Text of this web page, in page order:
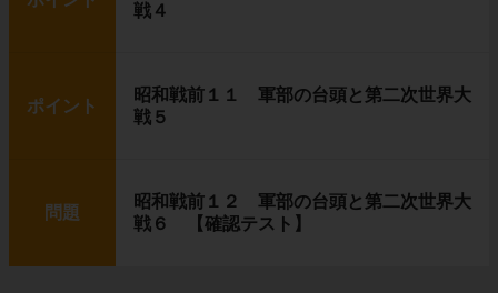
戦４
ポイント
昭和戦前１１ 軍部の台頭と第二次世界大
戦５
問題
昭和戦前１２ 軍部の台頭と第二次世界大
戦６ 【確認テスト】